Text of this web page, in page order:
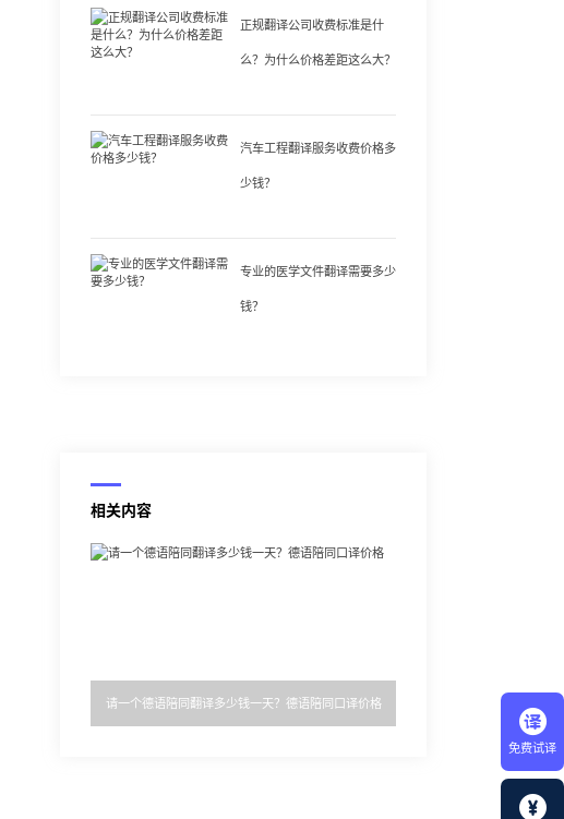
免费试译
正规翻译公司收费标准是什
么？为什么价格差距这么大？
汽车工程翻译服务收费价格多
少钱？
专业的医学文件翻译需要多少
钱？
相关内容
请一个德语陪同翻译多少钱一天？德语陪同口译价格